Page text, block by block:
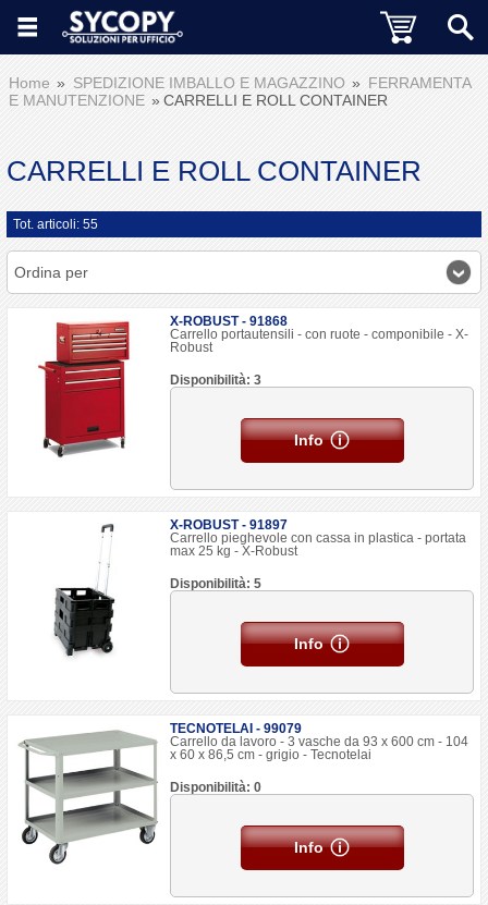
Home SPEDIZIONE IMBALLO E MAGAZZINO
FERRAMENTA
E MANUTENZIONE
CARRELLI E ROLL CONTAINER
CARRELLI E ROLL CONTAINER
Tot. articoli: 55
Ordina per
X-ROBUST - 91868
Carrello portautensili - con ruote - componibile - X-
Robust
Disponibilità: 3
Info
X-ROBUST - 91897
Carrello pieghevole con cassa in plastica - portata
max 25 kg - X-Robust
Disponibilità: 5
Info
TECNOTELAI - 99079
Carrello da lavoro - 3 vasche da 93 x 600 cm - 104
x 60 x 86,5 cm - grigio - Tecnotelai
Disponibilità: 0
Info